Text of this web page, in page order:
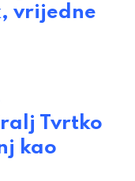
vrijedne
Tvrtko
kao